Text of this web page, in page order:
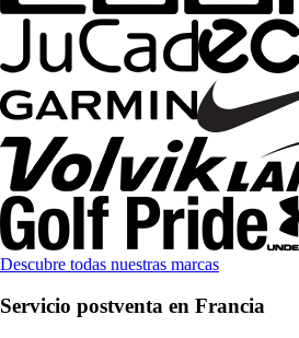
Descubre todas nuestras marcas
Servicio postventa en Francia